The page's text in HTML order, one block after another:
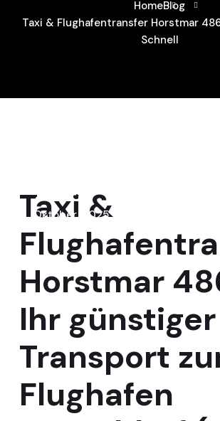
HomeBlog
Taxi & Flughafentransfer Horstmar
Schnell
24
Oktober, 2025
Taxi &
Horstmar
Ihr günstiger
Transport
Flughafen